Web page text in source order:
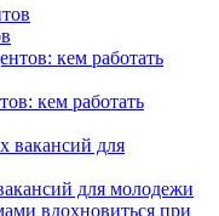
кем работать
для молодежи